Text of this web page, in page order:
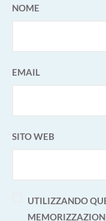
NOME
EMAIL
SITO WEB
UTILIZZANDO